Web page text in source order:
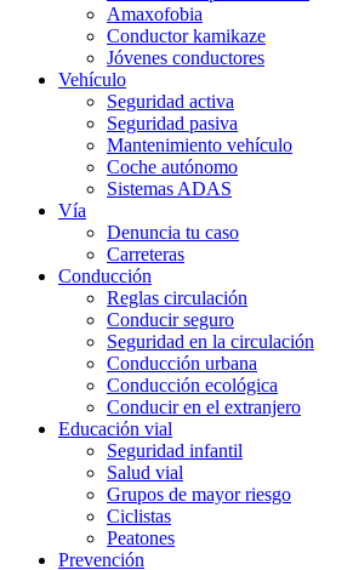
Amaxofobia
Conductor kamikaze
Jóvenes conductores
Vehículo
Seguridad activa
Seguridad pasiva
Mantenimiento vehículo
Coche autónomo
Sistemas ADAS
Vía
Denuncia tu caso
Carreteras
Conducción
Reglas circulación
Conducir seguro
Seguridad en la circulación
Conducción urbana
Conducción ecológica
Conducir en el extranjero
Educación vial
Seguridad infantil
Salud vial
Grupos de mayor riesgo
Ciclistas
Peatones
Prevención